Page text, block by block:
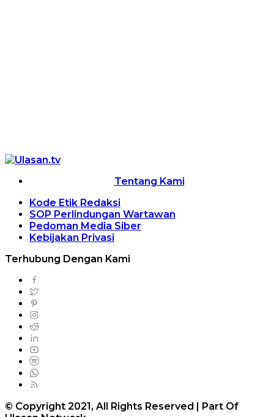
Tentang Kami
Kode Etik Redaksi
SOP Perlindungan Wartawan
Pedoman Media Siber
Kebijakan Privasi
Terhubung Dengan Kami
© Copyright 2021, All Rights Reserved | Part Of